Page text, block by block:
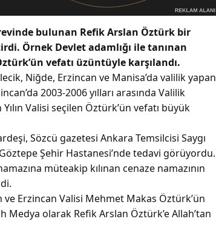
bulunan Refik Arslan Öztürk bir
Örnek Devlet adamlığı ile tanınan
vefatı üzüntüyle karşılandı.
Niğde, Erzincan ve Manisa’da valilik yapan
2003-2006 yılları arasında Valilik
Valisi seçilen Öztürk’ün vefatı büyük
Sözcü gazetesi Ankara Temsilcisi Saygı
Şehir Hastanesi’nde tedavi görüyordu.
müteakip kılınan cenaze namazının
ve Erzincan Valisi Mehmet Makas Öztürk’ün
Medya olarak Refik Arslan Öztürk’e Allah’tan